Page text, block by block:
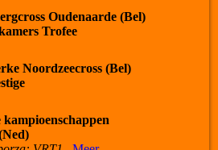
Oudenaarde (Bel)
Trofee
Noordzeecross (Bel)
kampioenschappen